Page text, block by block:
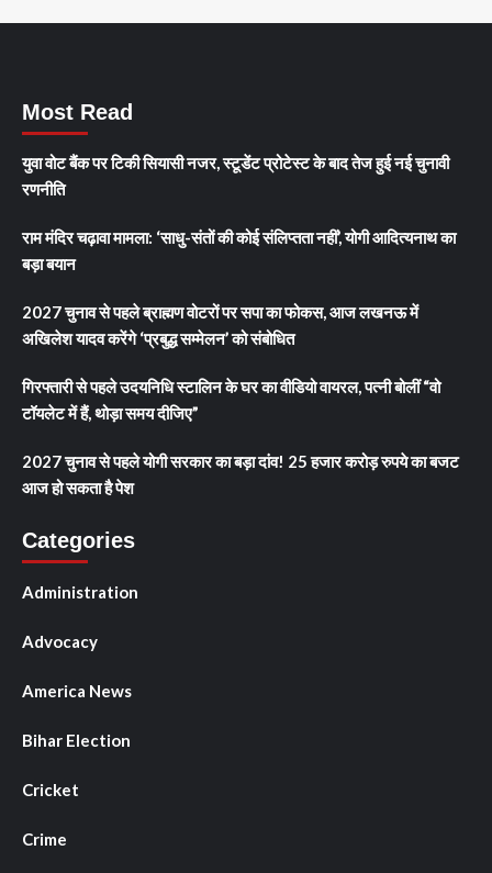
Most Read
युवा वोट बैंक पर टिकी सियासी नजर, स्टूडेंट प्रोटेस्ट के बाद तेज हुई नई चुनावी
रणनीति
राम मंदिर चढ़ावा मामला: ‘साधु-संतों की कोई संलिप्तता नहीं’, योगी आदित्यनाथ का
बड़ा बयान
2027 चुनाव से पहले ब्राह्मण वोटरों पर सपा का फोकस, आज लखनऊ में
अखिलेश यादव करेंगे ‘प्रबुद्ध सम्मेलन’ को संबोधित
गिरफ्तारी से पहले उदयनिधि स्टालिन के घर का वीडियो वायरल, पत्नी बोलीं “वो
टॉयलेट में हैं, थोड़ा समय दीजिए”
2027 चुनाव से पहले योगी सरकार का बड़ा दांव! 25 हजार करोड़ रुपये का बजट
आज हो सकता है पेश
Categories
Administration
Advocacy
America News
Bihar Election
Cricket
Crime